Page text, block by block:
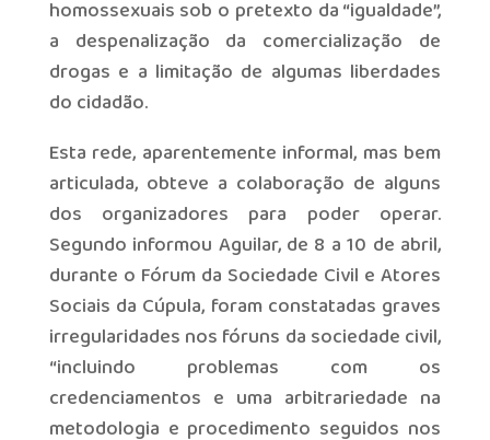
homossexuais sob o pretexto da “igualdade”,
a despenalização da comercialização de
drogas e a limitação de algumas liberdades
do cidadão.
Esta rede, aparentemente informal, mas bem
articulada, obteve a colaboração de alguns
dos organizadores para poder operar.
Segundo informou Aguilar, de 8 a 10 de abril,
durante o Fórum da Sociedade Civil e Atores
Sociais da Cúpula, foram constatadas graves
irregularidades nos fóruns da sociedade civil,
“incluindo problemas com os
credenciamentos e uma arbitrariedade na
metodologia e procedimento seguidos nos